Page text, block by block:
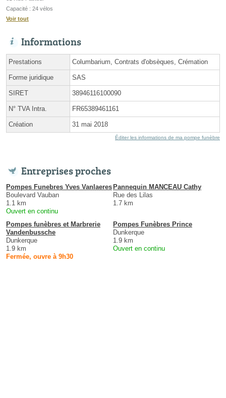
Capacité : 24 vélos
Voir tout
Informations
Prestations Columbarium, Contrats d'obsèques, Crémation
Forme juridique SAS
SIRET 38946116100090
N° TVA Intra. FR65389461161
Création 31 mai 2018
Éditer les informations de ma pompe funèbre
Entreprises proches
Pompes Funebres Yves Vanlaeres
Boulevard Vauban
1.1 km
Ouvert en continu
Pannequin MANCEAU Cathy
Rue des Lilas
1.7 km
Pompes funèbres et Marbrerie
Vandenbussche
Dunkerque
1.9 km
Fermée, ouvre à 9h30
Pompes Funèbres Prince
Dunkerque
1.9 km
Ouvert en continu